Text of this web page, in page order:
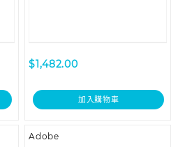
$1,482.00
加入購物車
Adobe